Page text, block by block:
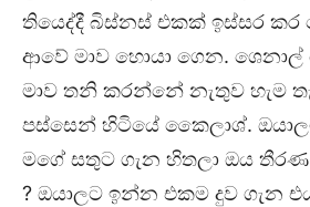
තියෙද්දී බිස්නස් එකක් ඉස්සර කර
ආවේ මාව හොයා ගෙන. ශෙනාල්
මාව තනි කරන්නේ නැතුව හැම
පස්සෙන් හිටියේ කෛලාශ්.
මගේ සතුට ගැන හිතලා ඔය
? ඔයාලට ඉන්න එකම දුව ගැන